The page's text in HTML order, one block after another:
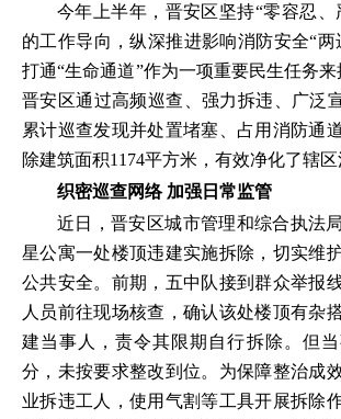
今年上半年，晋安区坚持“零容忍、
的工作导向，纵深推进影响消防安全“两
打通“生命通道”作为一项重要民生任务来
晋安区通过高频巡查、强力拆违、广泛
累计巡查发现并处置堵塞、占用消防通
除建筑面积1174平方米，有效净化了辖区
织密巡查网络 加强日常监管
近日，晋安区城市管理和综合执法
星公寓一处楼顶违建实施拆除，切实维
公共安全。前期，五中队接到群众举报
人员前往现场核查，确认该处楼顶有杂
建当事人，责令其限期自行拆除。但
分，未按要求整改到位。为保障整治成
业拆违工人，使用气割等工具开展拆除